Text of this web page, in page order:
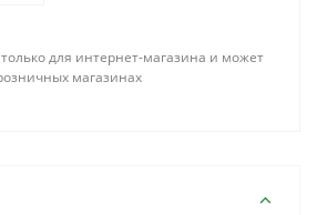
для интернет-магазина и может
магазинах